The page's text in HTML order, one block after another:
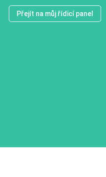
Přejít na můj řídicí panel